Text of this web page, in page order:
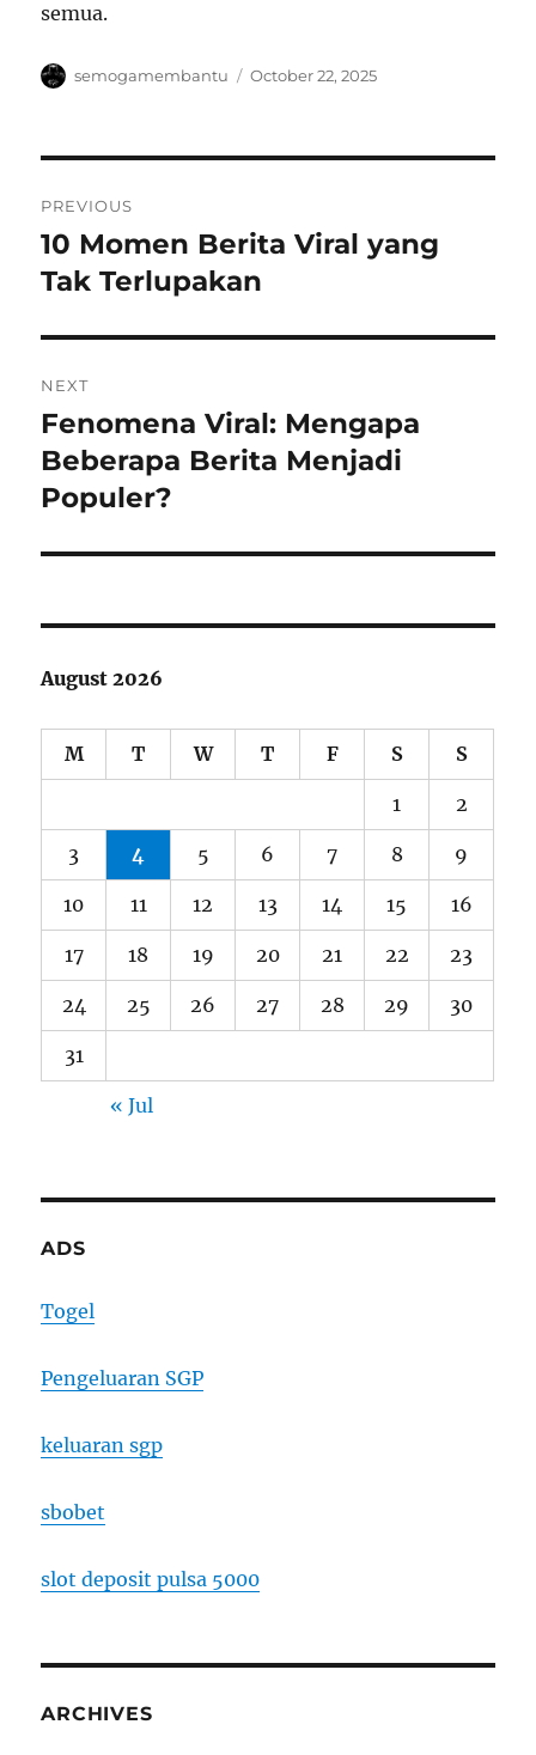
semua.
Author
semogamembantu
Posted
October 22, 2025
navigation
PREVIOUS
Previous
post:
10 Momen Berita Viral yang
Tak Terlupakan
NEXT
Next
post:
Fenomena Viral: Mengapa
Beberapa Berita Menjadi
Populer?
August 2026
M T W T F S S
1 2
3 4 5 6 7 8 9
10 11 12 13 14 15 16
17 18 19 20 21 22 23
24 25 26 27 28 29 30
31
« Jul
ADS
Togel
Pengeluaran SGP
keluaran sgp
sbobet
slot deposit pulsa 5000
ARCHIVES